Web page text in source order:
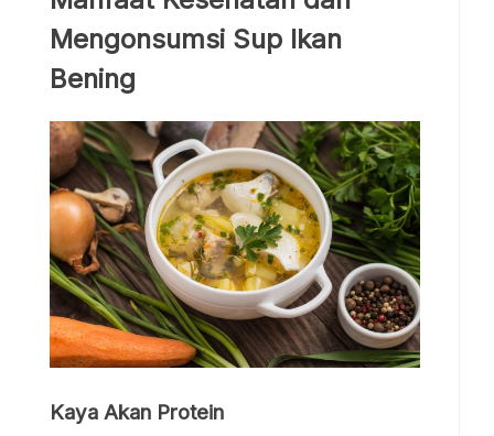
Mengonsumsi Sup Ikan
Bening
Kaya Akan Protein